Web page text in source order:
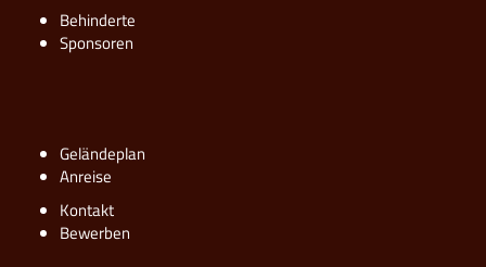
Behinderte
Sponsoren
Geländeplan
Anreise
Kontakt
Bewerben